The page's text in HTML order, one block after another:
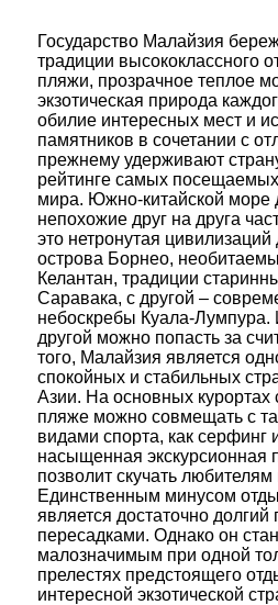
Государство Малайзия
традиции высококлассного
пляжи, прозрачное теплое
экзотическая природа
обилие интересных мест и
памятников в сочетании с
прежнему удерживают
рейтинге самых
мира. Южно-китайской море
непохожие друг на друга
это нетронутая
острова Борнео,
Келантан, традиции
Саравака, с другой –
небоскребы Куала-Лумпура.
другой можно попасть за
того, Малайзия является
спокойных и стабильных
Азии. На основных курортах
пляже можно совмещать с
видами спорта, как серфинг
насыщенная экскурсионная
позволит скучать
Единственным минусом
является достаточно долгий
пересадками. Однако он
малозначимым при одной
прелестях предстоящего
интересной экзотической